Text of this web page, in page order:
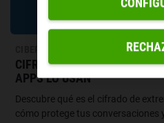
CIFRADO DE EXTREMO A
APPS LO USAN
Descubre qué es el cifrado de
cómo protege tus conversaciones